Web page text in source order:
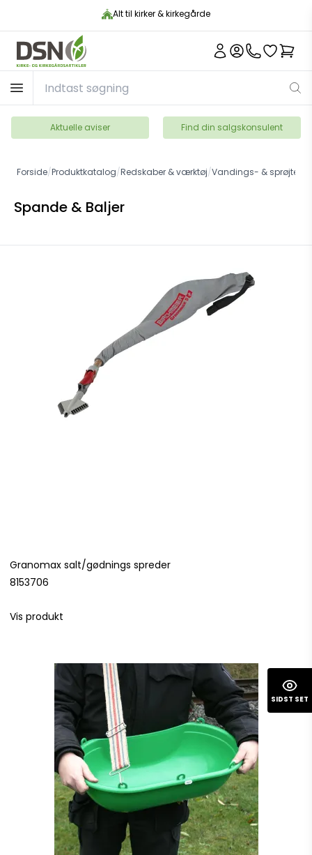
Alt til kirker & kirkegårde
Aktuelle aviser Find din salgskonsulent
Forside/Produktkatalog/Redskaber & værktøj/Vandings- &
Spande & Baljer
Granomax salt/gødnings spreder
8153706
Vis produkt
SIDST SET